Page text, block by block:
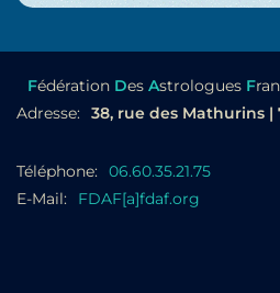
Fédération Des Astrologues F
Adresse:
38, rue des Mathurins |
Téléphone:
06.60.35.21.75
E-Mail:
FDAF[a]fdaf.org